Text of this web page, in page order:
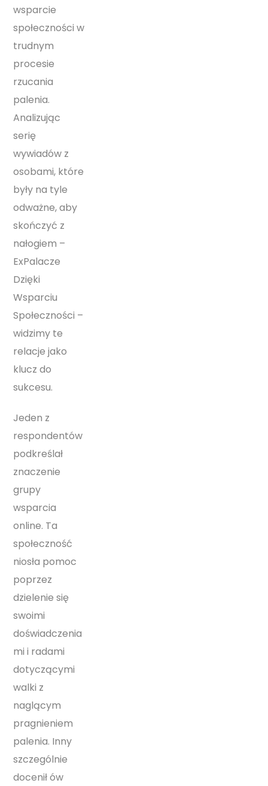
wsparcie
społeczności w
trudnym
procesie
rzucania
palenia.
Analizując
serię
wywiadów z
osobami, które
były na tyle
odważne, aby
skończyć z
nałogiem –
ExPalacze
Dzięki
Wsparciu
Społeczności –
widzimy te
relacje jako
klucz do
sukcesu.
Jeden z
respondentów
podkreślał
znaczenie
grupy
wsparcia
online. Ta
społeczność
niosła pomoc
poprzez
dzielenie się
swoimi
doświadczenia
mi i radami
dotyczącymi
walki z
naglącym
pragnieniem
palenia. Inny
szczególnie
docenił ów